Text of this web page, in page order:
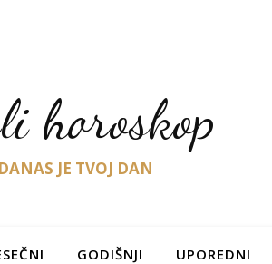
horoskop
DANAS JE TVOJ DAN
GODIŠNJI UPOREDNI